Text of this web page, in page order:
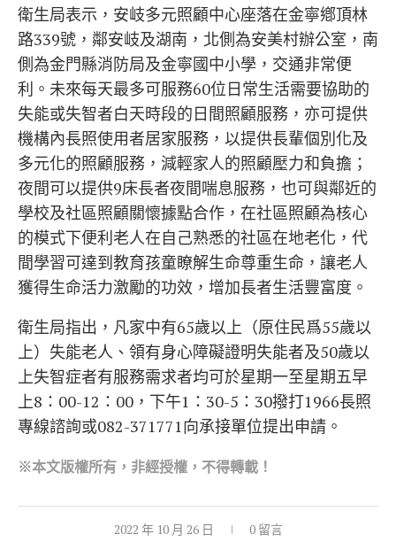
衛生局表示，安岐多元照顧中心座落在金寧鄕頂林
路339號，鄰安岐及湖南，北側為安美村辦公室，南
側為金門縣消防局及金寧國中小學，交通非常便
利。未來每天最多可服務60位日常生活需要協助的
失能或失智者白天時段的日間照顧服務，亦可提供
機構內長照使用者居家服務，以提供長輩個別化及
多元化的照顧服務，減輕家人的照顧壓力和負擔；
夜間可以提供9床長者夜間喘息服務，也可與鄰近的
學校及社區照顧關懷據點合作，在社區照顧為核心
的模式下便利老人在自己熟悉的社區在地老化，代
間學習可達到教育孩童瞭解生命尊重生命，讓老人
獲得生命活力激勵的功效，增加長者生活豐富度。
衛生局指出，凡家中有65歲以上（原住民爲55歲以
上）失能老人、領有身心障礙證明失能者及50歲以
上失智症者有服務需求者均可於星期一至星期五早
上8：00-12：00，下午1：30-5：30撥打1966長照
專線諮詢或082-371771向承接單位提出申請。
※本文版權所有，非經授權，不得轉載！
2022 年 10 月 26 日 0 留言